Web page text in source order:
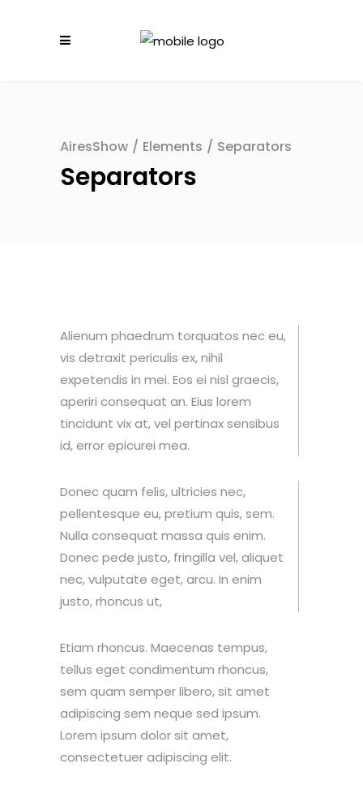
AiresShow / Elements / Separators
Separators
Alienum phaedrum torquatos nec eu,
vis detraxit periculis ex, nihil
expetendis in mei. Eos ei nisl graecis,
aperiri consequat an. Eius lorem
tincidunt vix at, vel pertinax sensibus
id, error epicurei mea.
Donec quam felis, ultricies nec,
pellentesque eu, pretium quis, sem.
Nulla consequat massa quis enim.
Donec pede justo, fringilla vel, aliquet
nec, vulputate eget, arcu. In enim
justo, rhoncus ut,
Etiam rhoncus. Maecenas tempus,
tellus eget condimentum rhoncus,
sem quam semper libero, sit amet
adipiscing sem neque sed ipsum.
Lorem ipsum dolor sit amet,
consectetuer adipiscing elit.